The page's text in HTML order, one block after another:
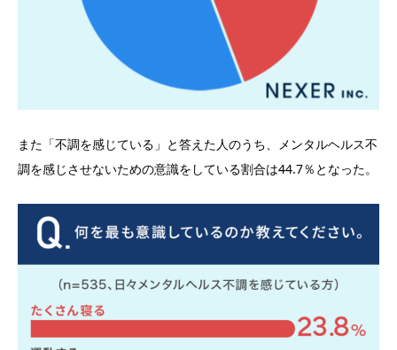
また「不調を感じている」と答えた人のうち、メンタルヘルス不
調を感じさせないための意識をしている割合は44.7％となった。